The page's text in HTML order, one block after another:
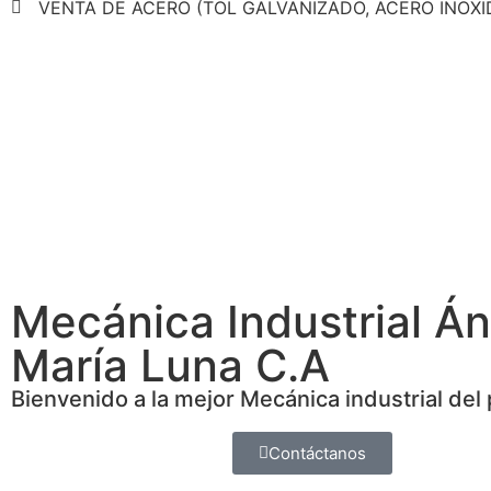
VENTA DE ACERO (TOL GALVANIZADO, ACERO
Mecánica Industrial
María Luna C.A
Bienvenido a la mejor Mecánica industrial del
Contáctanos